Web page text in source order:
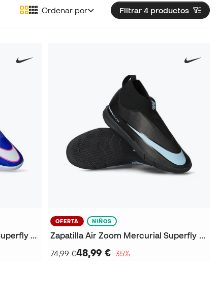
Filtrar 4 productos
Ordenar por
Zapatilla Air Zoom Mercurial Superfly 10 Academy IC Niño
OFERTA NIÑOS
Zapatilla Air Zoom Mercurial Superfly 10 Academy IC Niño
74,99 €48,99 €−35%